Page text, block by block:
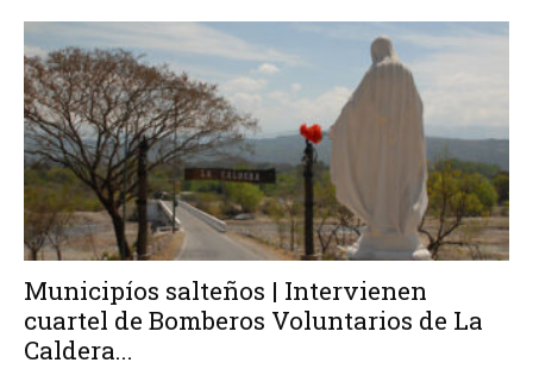
Municipíos salteños | Intervienen
cuartel de Bomberos Voluntarios de La
Caldera...